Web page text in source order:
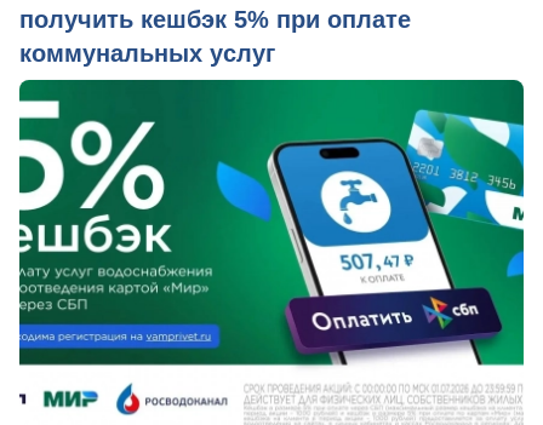
получить кешбэк 5% при оплате
коммунальных услуг